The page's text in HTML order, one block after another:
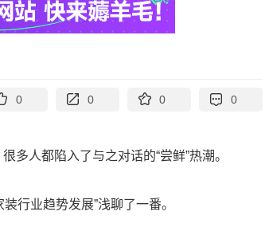
0 0 0 0
多人都陷入了与之对话的“尝鲜”热潮。
行业趋势发展”浅聊了一番。